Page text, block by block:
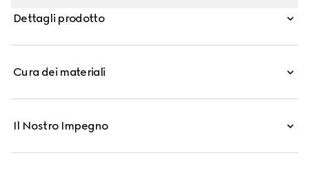
tachimetro. Completato da un bracciale in acciaio inox,
Dettagli prodotto
Cura dei materiali
Il Nostro Impegno